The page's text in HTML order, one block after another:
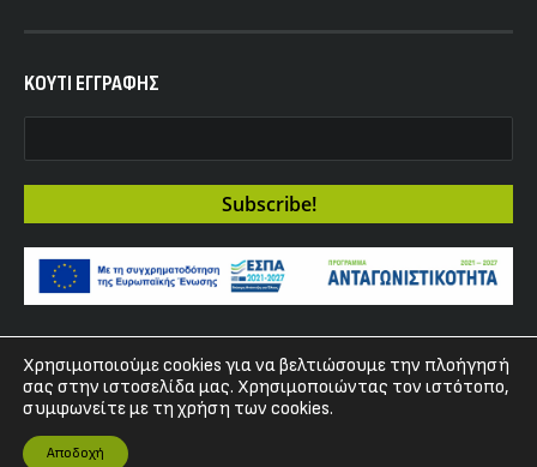
KOYTI ΕΓΓΡΑΦΗΣ
Copyright 2017 - Fuzz Club
Χρησιμοποιούμε cookies για να βελτιώσουμε την πλοήγησή
σας στην ιστοσελίδα μας. Χρησιμοποιώντας τον ιστότοπο,
συμφωνείτε με τη χρήση των cookies.
Αποδοχή